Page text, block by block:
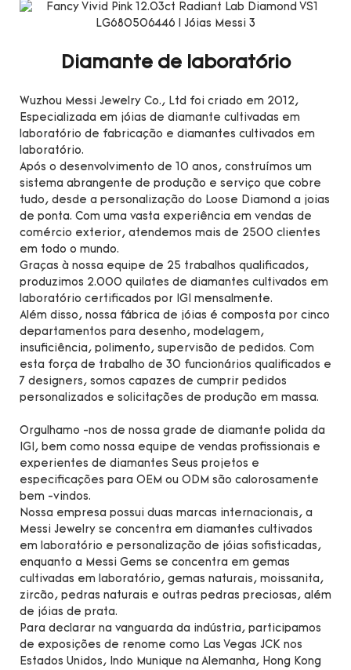
Diamante de laboratório
Wuzhou Messi Jewelry Co., Ltd foi criado em 2012,
Especializada em jóias de diamante cultivadas em
laboratório de fabricação e diamantes cultivados em
laboratório.
Após o desenvolvimento de 10 anos, construímos um
sistema abrangente de produção e serviço que cobre
tudo, desde a personalização do Loose Diamond a joias
de ponta. Com uma vasta experiência em vendas de
comércio exterior, atendemos mais de 2500 clientes
em todo o mundo.
Graças à nossa equipe de 25 trabalhos qualificados,
produzimos 2.000 quilates de diamantes cultivados em
laboratório certificados por IGI mensalmente.
Além disso, nossa fábrica de jóias é composta por cinco
departamentos para desenho, modelagem,
insuficiência, polimento, supervisão de pedidos. Com
esta força de trabalho de 30 funcionários qualificados e
7 designers, somos capazes de cumprir pedidos
personalizados e solicitações de produção em massa.
Orgulhamo -nos de nossa grade de diamante polida da
IGI, bem como nossa equipe de vendas profissionais e
experientes de diamantes Seus projetos e
especificações para OEM ou ODM são calorosamente
bem -vindos.
Nossa empresa possui duas marcas internacionais, a
Messi Jewelry se concentra em diamantes cultivados
em laboratório e personalização de jóias sofisticadas,
enquanto a Messi Gems se concentra em gemas
cultivadas em laboratório, gemas naturais, moissanita,
zircão, pedras naturais e outras pedras preciosas, além
de jóias de prata.
Para declarar na vanguarda da indústria, participamos
de exposições de renome como Las Vegas JCK nos
Estados Unidos, Indo Munique na Alemanha, Hong Kong